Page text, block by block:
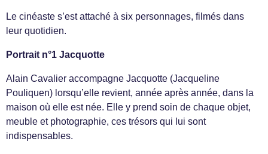
Le cinéaste s’est attaché à six personnages, filmés dans
leur quotidien.
Portrait n°1 Jacquotte
Alain Cavalier accompagne Jacquotte (Jacqueline
Pouliquen) lorsqu’elle revient, année après année, dans la
maison où elle est née. Elle y prend soin de chaque objet,
meuble et photographie, ces trésors qui lui sont
indispensables.